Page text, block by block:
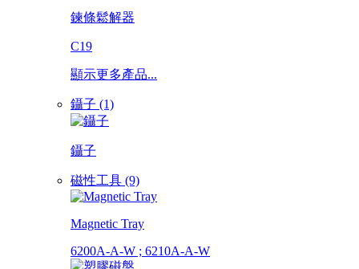
鍊條鬆解器
C19
顯示更多產品...
鑷子 (1)
鑷子
磁性工具 (9)
Magnetic Tray
6200A-A-W ; 6210A-A-W